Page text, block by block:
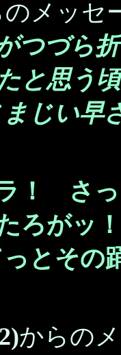
メッセ
つづら
と思う
じい早
！ さ
ろがッ！
とその
からの